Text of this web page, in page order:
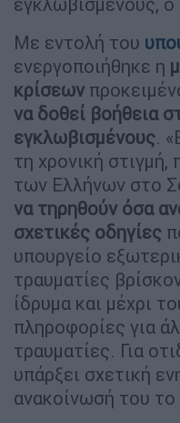
Με εντολή του
ενεργοποιήθηκε η
κρίσεων
να δοθεί βοήθεια
εγκλωβισμένους.
τη χρονική στιγμή,
των Ελλήνων στο
να τηρηθούν όσα
σχετικές οδηγίες
υπουργείο
τραυματίες
ίδρυμα και μέχρι
πληροφορίες για
τραυματίες. Για
υπάρξει σχετική
ανακοίνωσή του